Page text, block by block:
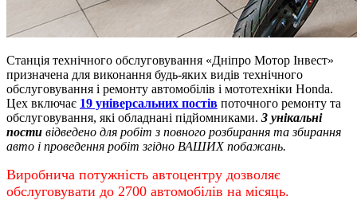
Станція технічного обслуговування «Дніпро Мотор Інвест»
призначена для виконання будь-яких видів технічного
обслуговування і ремонту автомобілів і мототехніки Honda.
Цех включає 19 універсальних постів поточного ремонту та
обслуговування, які обладнані підйомниками. 3 унікальні
пости відведено для робіт з повного розбирання та збирання
авто і проведення робіт згідно ВАШИХ побажань.
Виробнича потужність автоцентру дозволяє
обслуговувати до 2700 автомобілів на місяць.